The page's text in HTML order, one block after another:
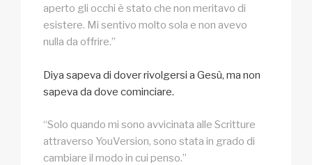
aperto gli occhi è stato che non meritavo di
esistere. Mi sentivo molto sola e non avevo
nulla da offrire.”
Diya sapeva di dover rivolgersi a Gesù, ma non
sapeva da dove cominciare.
“Solo quando mi sono avvicinata alle Scritture
attraverso YouVersion, sono stata in grado di
cambiare il modo in cui penso.”